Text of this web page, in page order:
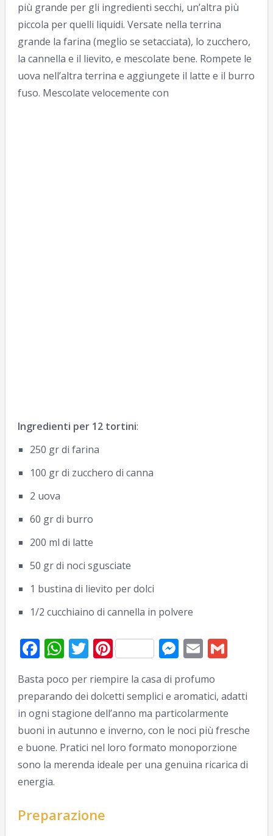
più grande per gli ingredienti secchi, un’altra più
piccola per quelli liquidi. Versate nella terrina
grande la farina (meglio se setacciata), lo zucchero,
la cannella e il lievito, e mescolate bene. Rompete le
uova nell’altra terrina e aggiungete il latte e il burro
fuso. Mescolate velocemente con
Ingredienti per 12 tortini:
250 gr di farina
100 gr di zucchero di canna
2 uova
60 gr di burro
200 ml di latte
50 gr di noci sgusciate
1 bustina di lievito per dolci
1/2 cucchiaino di cannella in polvere
Facebook
WhatsApp
Twitter
Pinterest Email
Basta poco per riempire la casa di profumo
preparando dei dolcetti semplici e aromatici, adatti
in ogni stagione dell’anno ma particolarmente
buoni in autunno e inverno, con le noci più fresche
e buone. Pratici nel loro formato monoporzione
sono la merenda ideale per una genuina ricarica di
energia.
Preparazione